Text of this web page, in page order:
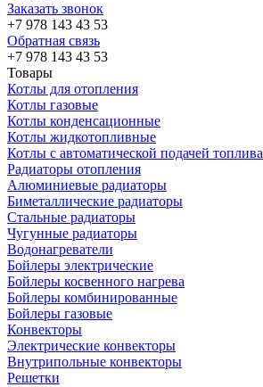
Заказать звонок
+7 978 143 43 53
Обратная связь
+7 978 143 43 53
Товары
Котлы для отопления
Котлы газовые
Котлы конденсационные
Котлы жидкотопливные
Котлы с автоматической подачей топлива
Радиаторы отопления
Алюминиевые радиаторы
Биметаллические радиаторы
Стальные радиаторы
Чугунные радиаторы
Водонагреватели
Бойлеры электрические
Бойлеры косвенного нагрева
Бойлеры комбинированные
Бойлеры газовые
Конвекторы
Электрические конвекторы
Внутрипольные конвекторы
Решетки